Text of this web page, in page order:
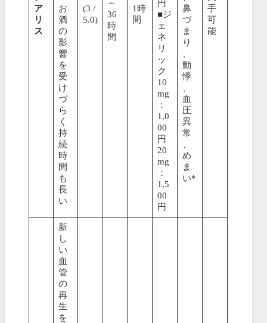
ア
リ
ス
お
酒
の
影
響
を
受
け
づ
ら
く
持
続
時
間
も
長
い
(3 /
5.0)
～
36
時
間
1時
間
円
■ジ
ェ
ネ
リ
ッ
ク
10
mg
：
1,0
00
円
20
mg
：
1,5
00
円
鼻
づ
ま
り
動
悸
血
圧
異
常
め
ま
い*
手
可
能
新
し
い
血
管
の
再
生
を